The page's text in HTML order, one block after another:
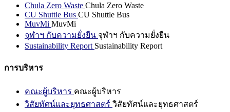
Chula Zero Waste Chula Zero Waste
CU Shuttle Bus CU Shuttle Bus
MuvMi MuvMi
จุฬาฯ กับความยั่งยืน จุฬาฯ กับความยั่งยืน
Sustainability Report Sustainability Report
การบริหาร
คณะผู้บริหาร คณะผู้บริหาร
วิสัยทัศน์และยุทธศาสตร์ วิสัยทัศน์และยุทธศาสตร์